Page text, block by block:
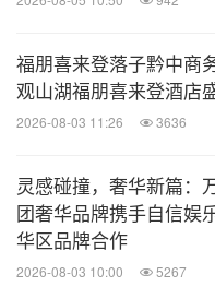
福朋喜来登落子黔中商
观山湖福朋喜来登酒店
2026-08-03 11:26 3636
灵感碰撞，奢华新篇：
团奢华品牌携手自信娱
华区品牌合作
2026-08-03 10:00 5267